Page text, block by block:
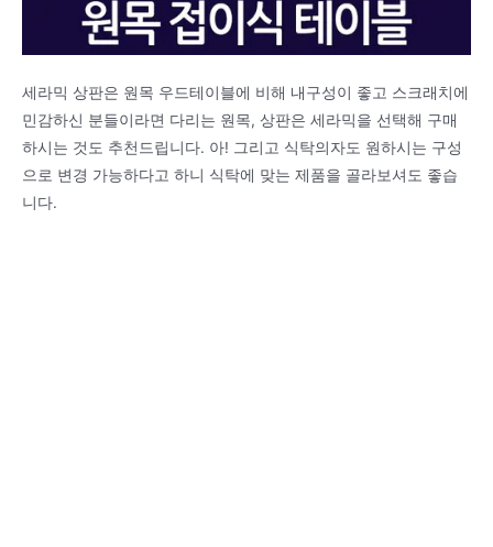
세라믹 상판은 원목 우드테이블에 비해 내구성이 좋고 스크래치에
민감하신 분들이라면 다리는 원목, 상판은 세라믹을 선택해 구매
하시는 것도 추천드립니다. 아! 그리고 식탁의자도 원하시는 구성
으로 변경 가능하다고 하니 식탁에 맞는 제품을 골라보셔도 좋습
니다.